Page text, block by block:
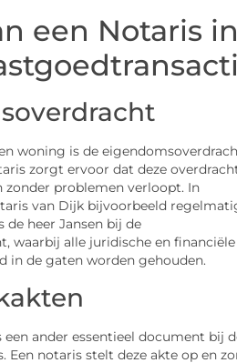
een Notaris
woning is de
zorgt ervoor dat deze
zonder problemen verloopt. In
van Dijk bijvoorbeeld
de heer Jansen bij de
waarbij alle juridische en financiële
in de gaten worden gehouden.
een ander essentieel document bij
Een notaris stelt deze akte op en